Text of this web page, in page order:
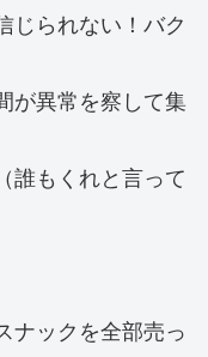
じられない！バク
が異常を察して集
誰もくれと言って
ナックを全部売っ